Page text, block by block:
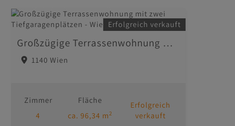
Erfolgreich verkauft
Großzügige Terrassenwohnung mit zwei Tiefgaragenplätzen - Wien 1140 Hadersdorf
1140 Wien
Zimmer
4
Fläche
ca. 96,34 m2
Erfolgreich
verkauft